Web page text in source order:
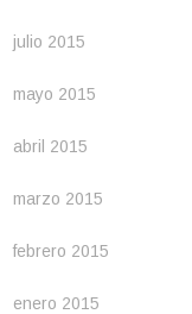
julio 2015
mayo 2015
abril 2015
marzo 2015
febrero 2015
enero 2015